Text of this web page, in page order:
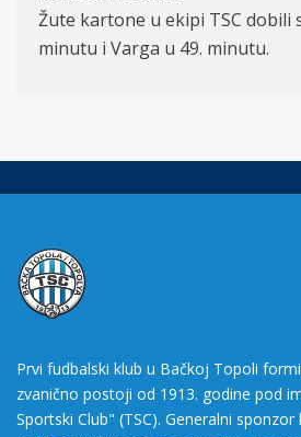
Žute kartone u ekipi TSC dobili
minutu i Varga u 49. minutu.
Prvi fudbalski klub u Bačkoj Topoli
zvanično postoji od 1913. godine pod
Sportski Club" (TSC). Generalni